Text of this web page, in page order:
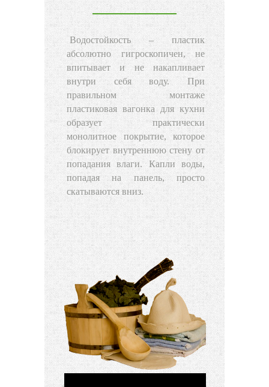
Водостойкость – пластик
абсолютно гигроскопичен, не
впитывает и не накапливает
внутри себя воду. При
правильном монтаже
пластиковая вагонка для кухни
образует практически
монолитное покрытие, которое
блокирует внутреннюю стену от
попадания влаги. Капли воды,
попадая на панель, просто
скатываются вниз.